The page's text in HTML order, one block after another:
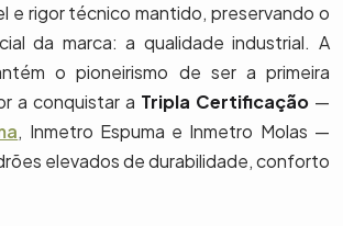
e rigor técnico mantido, preservando o
da marca: a qualidade industrial. A
o pioneirismo de ser a primeira
a conquistar a Tripla Certificação —
, Inmetro Espuma e Inmetro Molas —
elevados de durabilidade, conforto